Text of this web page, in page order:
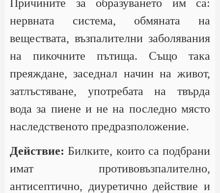
Причините за образуването им са:
нервната система, обмяната на
веществата, възпалителни заболявания
на пикочните пътища. Също така
преяждане, заседнал начин на живот,
затлъстяване, употребата на твърда
вода за пиене и не на последно място
наследственото предразположение.
Действие: Билките, които са подбрани
имат противовъзпалително,
антисептично, диуретично действие и